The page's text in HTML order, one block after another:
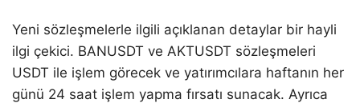
Yeni sözleşmelerle ilgili açıklanan detaylar bir hayli
ilgi çekici. BANUSDT ve AKTUSDT sözleşmeleri
USDT ile işlem görecek ve yatırımcılara haftanın her
günü 24 saat işlem yapma fırsatı sunacak. Ayrıca